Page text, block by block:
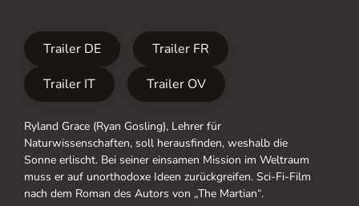
Trailer DE
Trailer FR
Trailer IT
Trailer OV
Ryland Grace (Ryan Gosling), Lehrer für
Naturwissenschaften, soll herausfinden, weshalb die
Sonne erlischt. Bei seiner einsamen Mission im Weltraum
muss er auf unorthodoxe Ideen zurückgreifen. Sci-Fi-Film
nach dem Roman des Autors von „The Martian“.